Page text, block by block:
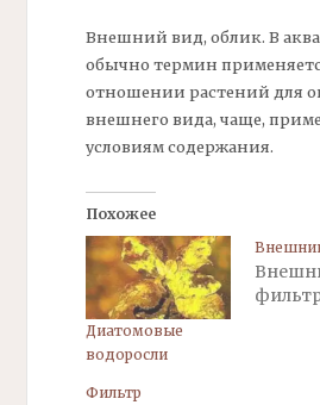
Внешний вид, облик. В
обычно термин
отношении растений для
внешнего вида, чаще,
условиям содержания.
Похожее
Диатомовые
водоросли
Фильтр